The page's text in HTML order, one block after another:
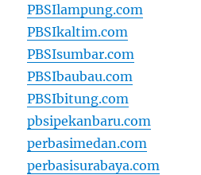
PBSIlampung.com
PBSIkaltim.com
PBSIsumbar.com
PBSIbaubau.com
PBSIbitung.com
pbsipekanbaru.com
perbasimedan.com
perbasisurabaya.com